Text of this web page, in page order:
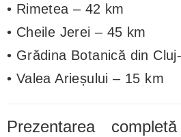
• Rimetea – 42 km
• Cheile Jerei – 45 km
• Grădina Botanică din
• Valea Arieșului – 15 km
Prezentarea